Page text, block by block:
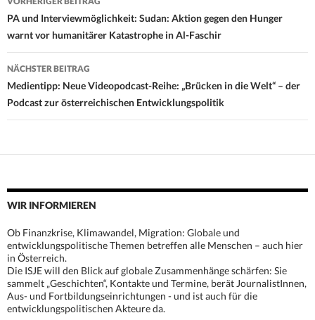
Navigation
PA und Interviewmöglichkeit: Sudan: Aktion gegen den Hunger
warnt vor humanitärer Katastrophe in Al-Faschir
NÄCHSTER BEITRAG
Medientipp: Neue Videopodcast-Reihe: „Brücken in die Welt“ – der
Podcast zur österreichischen Entwicklungspolitik
WIR INFORMIEREN
Ob Finanzkrise, Klimawandel, Migration: Globale und
entwicklungspolitische Themen betreffen alle Menschen – auch hier
in Österreich.
Die ISJE will den Blick auf globale Zusammenhänge schärfen: Sie
sammelt „Geschichten“, Kontakte und Termine, berät JournalistInnen,
Aus- und Fortbildungseinrichtungen - und ist auch für die
entwicklungspolitischen Akteure da.